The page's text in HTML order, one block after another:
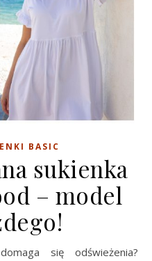
BASIC
sukienka
– model